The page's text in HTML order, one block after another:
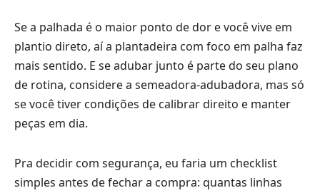
Se a palhada é o maior ponto de dor e você vive em
plantio direto, aí a plantadeira com foco em palha faz
mais sentido. E se adubar junto é parte do seu plano
de rotina, considere a semeadora-adubadora, mas só
se você tiver condições de calibrar direito e manter
peças em dia.
Pra decidir com segurança, eu faria um checklist
simples antes de fechar a compra: quantas linhas